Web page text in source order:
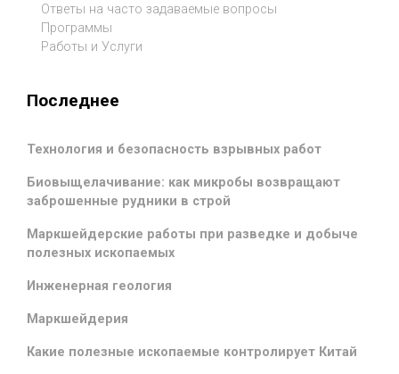
Ответы на часто задаваемые вопросы
Программы
Работы и Услуги
Последнее
Технология и безопасность взрывных работ
Биовыщелачивание: как микробы возвращают
заброшенные рудники в строй
Маркшейдерские работы при разведке и добыче
полезных ископаемых
Инженерная геология
Маркшейдерия
Какие полезные ископаемые контролирует Китай